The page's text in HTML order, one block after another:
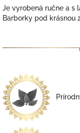
Je vyrobená ručne a s
Barborky pod krásnou